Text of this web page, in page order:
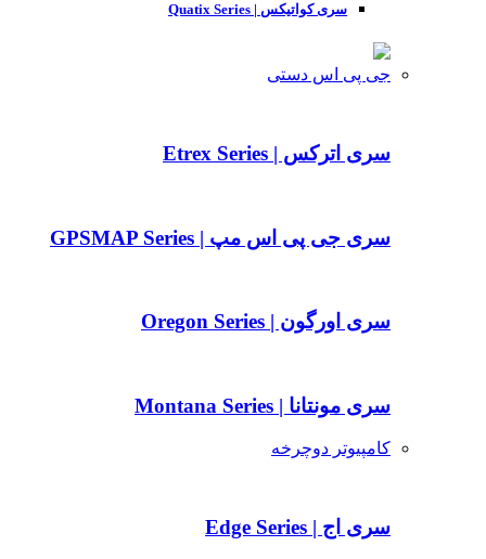
سری کواتیکس | Quatix Series
جی پی اس دستی
سری اترکس | Etrex Series
سری جی پی اس مپ | GPSMAP Series
سری اورگون | Oregon Series
سری مونتانا | Montana Series
کامپیوتر دوچرخه
سری اج | Edge Series